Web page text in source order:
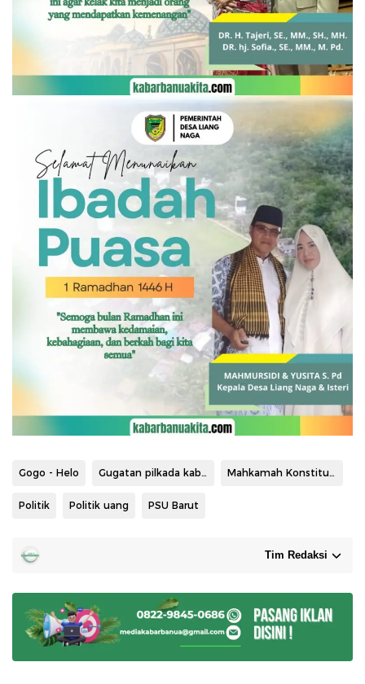
Gogo - Helo Gugatan pilkada kabupaten Barito Utara Mahkamah Konstitusi RI
Politik Politik uang PSU Barut
Tim Redaksi